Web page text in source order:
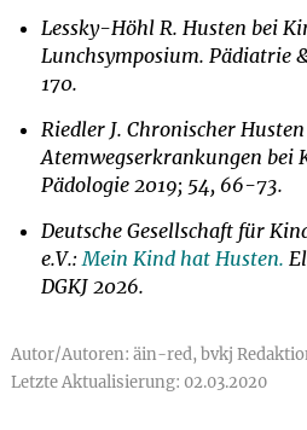
Lessky-Höhl R. Husten bei
Lunchsymposium. Pädiatrie
170.
Riedler J. Chronischer
Atemwegserkrankungen bei
Pädologie 2019; 54, 66-73.
Deutsche Gesellschaft für
e.V.:Mein Kind hat Husten.
DGKJ 2026.
Autor/Autoren: äin-red, bvkj
Letzte Aktualisierung: 02.03.2020